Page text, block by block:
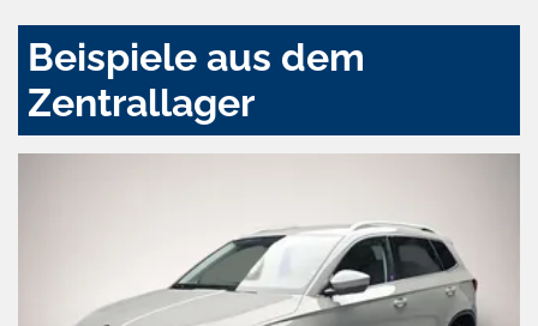
Beispiele aus dem
Zentrallager